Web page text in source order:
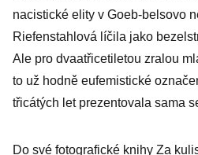
nacistické elity v Goeb-belsovo
Riefenstahlová líčila jako
Ale pro dvaatřicetiletou zralou
to už hodně eufemistické
třicátých let prezentovala sama
Do své fotografické knihy Za